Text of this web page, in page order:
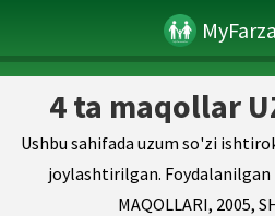
4 ta maqollar
Ushbu sahifada uzum so'zi
joylashtirilgan. Foydalanilgan
MAQOLLARI, 2005,